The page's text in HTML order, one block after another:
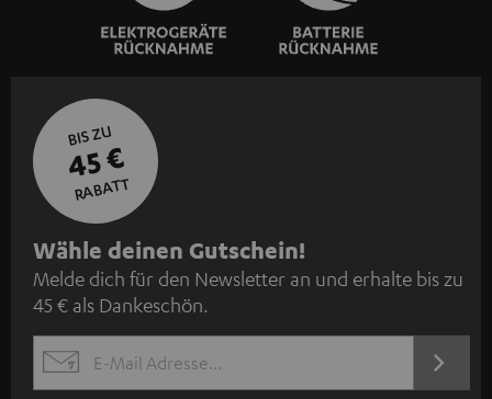
BIS ZU
45 €
RABATT
N
e
w
s
l
Wähle deinen Gutschein!
Melde dich für den Newsletter an und erhalte bis zu
45 € als Dankeschön.
EMAIL
JETZT